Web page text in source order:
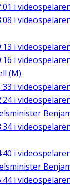
i
i
i
i
(M)
i
i
i
i
i